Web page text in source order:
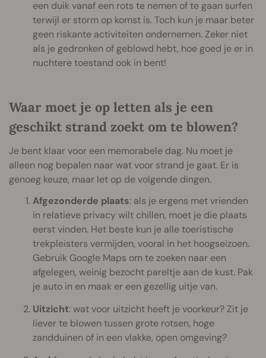
een duik vanaf een rots te nemen of te gaan surfen
terwijl er storm op komst is. Toch kun je maar beter
geen riskante activiteiten ondernemen. Zeker niet
als je gedronken of geblowd hebt, hoe goed je er in
nuchtere toestand ook in bent!
Waar moet je op letten als je een
geschikt strand zoekt om te blowen?
Je bent klaar voor een memorabele dag. Nu moet je
alleen nog bepalen naar wat voor strand je gaat. Er is
genoeg keuze, maar let op de volgende dingen.
Afgezonderde plaats: als je ergens met vrienden
in relatieve privacy wilt chillen, moet je die plaats
eerst vinden. Het beste kun je alle toeristische
trekpleisters vermijden, vooral in het hoogseizoen.
Gebruik Google Maps om te zoeken naar een
afgelegen, weinig bezocht pareltje aan de kust. Pak
je auto in en maak er een gezellig uitje van.
Uitzicht: wat voor uitzicht heeft je voorkeur? Zit je
liever te blowen tussen grote rotsen, hoge
zandduinen of in een vlakke, open omgeving?